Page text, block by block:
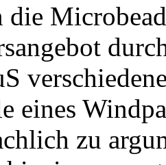
die
eines
zu